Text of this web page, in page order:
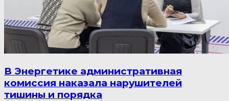
В Энергетике административная
комиссия наказала нарушителей
тишины и порядка